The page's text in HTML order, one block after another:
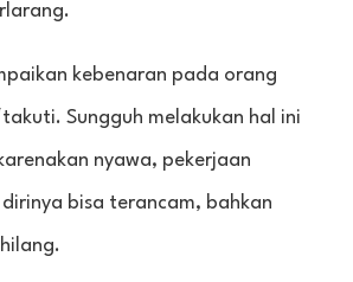
kebenaran pada orang
Sungguh melakukan hal ini
nyawa, pekerjaan
bisa terancam, bahkan